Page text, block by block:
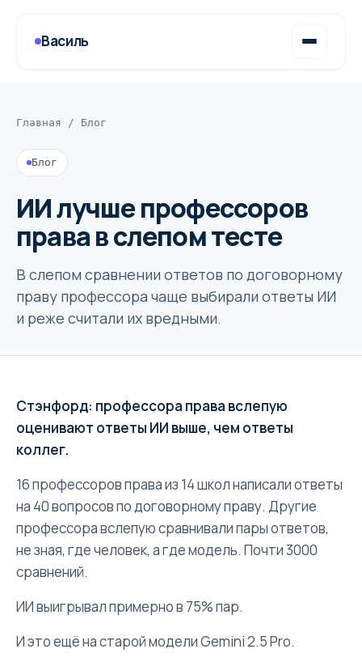
Василь
Главная / Блог
Блог
ИИ лучше профессоров
права в слепом тесте
В слепом сравнении ответов по договорному
праву профессора чаще выбирали ответы ИИ
и реже считали их вредными.
Стэнфорд: профессора права вслепую
оценивают ответы ИИ выше, чем ответы
коллег.
16 профессоров права из 14 школ написали ответы
на 40 вопросов по договорному праву. Другие
профессора вслепую сравнивали пары ответов,
не зная, где человек, а где модель. Почти 3000
сравнений.
ИИ выигрывал примерно в 75% пар.
И это ещё на старой модели Gemini 2.5 Pro.